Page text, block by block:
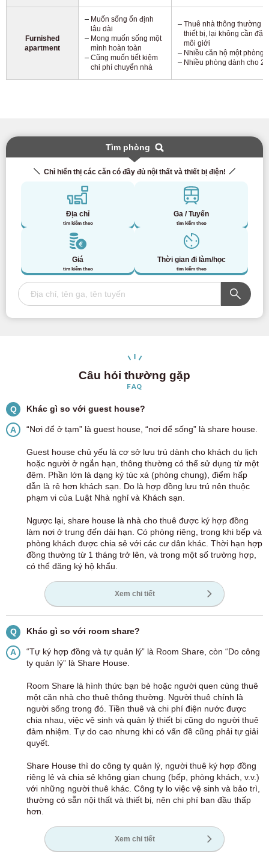
Furnished
apartment
Muốn sống ổn định
lâu dài
Mong muốn sống một
mình hoàn toàn
Cũng muốn tiết kiệm
chi phí chuyển nhà
Thuê nhà thông thường
thiết bị, lại không cần đặt
môi giới
Nhiều căn hộ một phòng
Nhiều phòng dành cho 2
Tìm phòng
Chỉ hiển thị các căn có đầy đủ nội thất và thiết bị điện!
Địa chỉ
tìm kiếm theo
Ga / Tuyến
tìm kiếm theo
Giá
tìm kiếm theo
Thời gian đi làm/học
tìm kiếm theo
Câu hỏi thường gặp
FAQ
Q Khác gì so với guest house?
A “Nơi để ở tạm” là guest house, “nơi để sống” là share house.
Guest house chủ yếu là cơ sở lưu trú dành cho khách du lịch
hoặc người ở ngắn hạn, thông thường có thể sử dụng từ một
đêm. Phần lớn là dạng ký túc xá (phòng chung), điểm hấp
dẫn là rẻ hơn khách sạn. Do là hợp đồng lưu trú nên thuộc
phạm vi của Luật Nhà nghỉ và Khách sạn.
Ngược lại, share house là nhà cho thuê được ký hợp đồng
làm nơi ở trung đến dài hạn. Có phòng riêng, trong khi bếp và
phòng khách được chia sẻ với các cư dân khác. Thời hạn hợp
đồng thường từ 1 tháng trở lên, và trong một số trường hợp,
có thể đăng ký hộ khẩu.
Xem chi tiết
Q Khác gì so với room share?
A
“Tự ký hợp đồng và tự quản lý” là Room Share, còn “Do công
ty quản lý” là Share House.
Room Share là hình thức bạn bè hoặc người quen cùng thuê
một căn nhà cho thuê thông thường. Người thuê chính là
người sống trong đó. Tiền thuê và chi phí điện nước được
chia nhau, việc vệ sinh và quản lý thiết bị cũng do người thuê
đảm nhiệm. Tự do cao nhưng khi có vấn đề cũng phải tự giải
quyết.
Share House thì do công ty quản lý, người thuê ký hợp đồng
riêng lẻ và chia sẻ không gian chung (bếp, phòng khách, v.v.)
với những người thuê khác. Công ty lo việc vệ sinh và bảo trì,
thường có sẵn nội thất và thiết bị, nên chi phí ban đầu thấp
hơn.
Xem chi tiết